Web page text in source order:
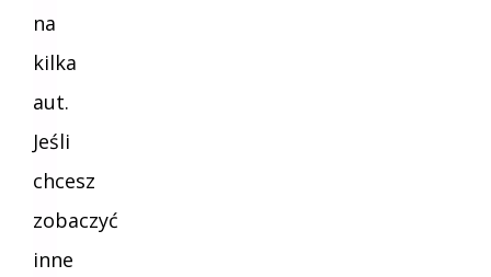
na
kilka
aut.
Jeśli
chcesz
zobaczyć
inne